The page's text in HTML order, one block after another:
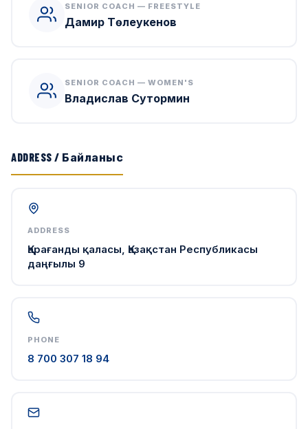
SENIOR COACH — FREESTYLE
Дамир Төлеукенов
SENIOR COACH — WOMEN'S
Владислав Сутормин
ADDRESS / Байланыс
ADDRESS
Қарағанды қаласы, Қазақстан Республикасы
даңғылы 9
PHONE
8 700 307 18 94